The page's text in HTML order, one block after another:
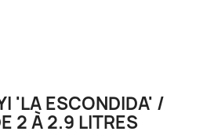
'LA ESCONDIDA' /
2 À 2.9 LITRES